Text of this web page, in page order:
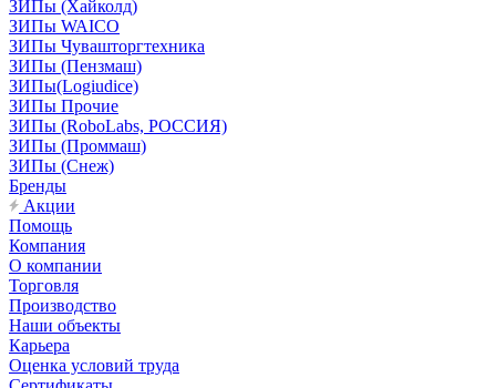
ЗИПы (Хайколд)
ЗИПы WAICO
ЗИПы Чувашторгтехника
ЗИПы (Пензмаш)
ЗИПы(Logiudice)
ЗИПы Прочие
ЗИПы (RoboLabs, РОССИЯ)
ЗИПы (Проммаш)
ЗИПы (Снеж)
Бренды
Акции
Помощь
Компания
О компании
Торговля
Производство
Наши объекты
Карьера
Оценка условий труда